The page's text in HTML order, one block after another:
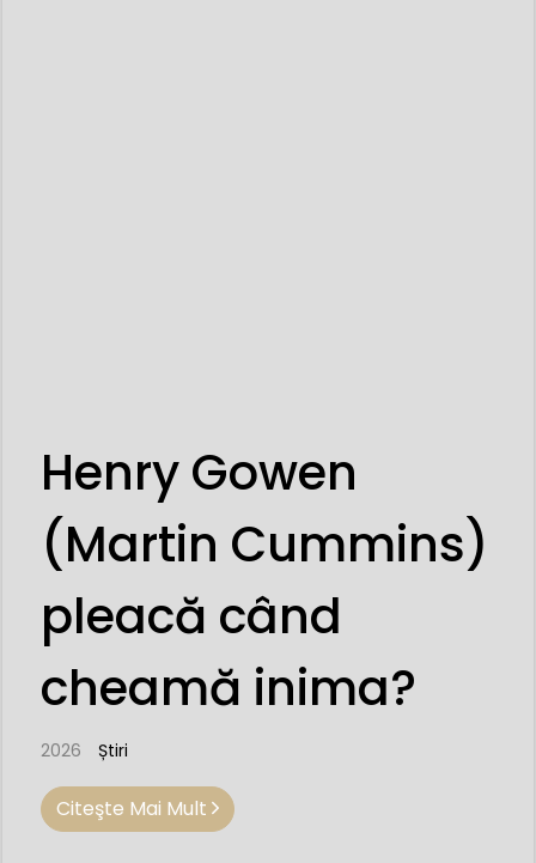
Henry Gowen
(Martin Cummins)
pleacă când
cheamă inima?
2026 Știri
Citeşte Mai Mult